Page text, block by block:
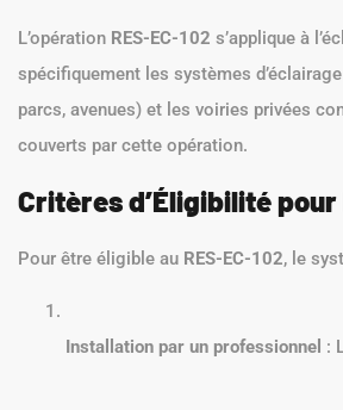
L’opération RES-EC-102 s’applique à
spécifiquement les systèmes
parcs, avenues) et les voiries privées
couverts par cette opération.
Critères d’Éligibilité pour
Pour être éligible au RES-EC-102, le
Installation par un professionnel :